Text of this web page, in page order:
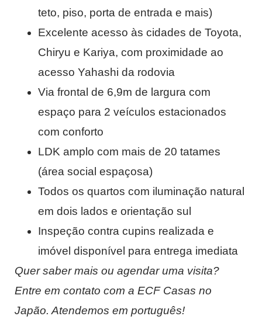
teto, piso, porta de entrada e mais)
Excelente acesso às cidades de Toyota,
Chiryu e Kariya, com proximidade ao
acesso Yahashi da rodovia
Via frontal de 6,9m de largura com
espaço para 2 veículos estacionados
com conforto
LDK amplo com mais de 20 tatames
(área social espaçosa)
Todos os quartos com iluminação natural
em dois lados e orientação sul
Inspeção contra cupins realizada e
imóvel disponível para entrega imediata
Quer saber mais ou agendar uma visita?
Entre em contato com a ECF Casas no
Japão. Atendemos em português!